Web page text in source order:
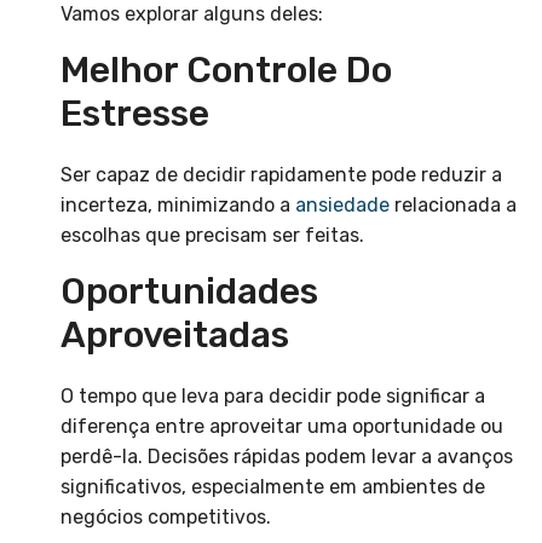
Vamos explorar alguns deles:
Melhor Controle Do
Estresse
Ser capaz de decidir rapidamente pode reduzir a
incerteza, minimizando a ansiedade relacionada a
escolhas que precisam ser feitas.
Oportunidades
Aproveitadas
O tempo que leva para decidir pode significar a
diferença entre aproveitar uma oportunidade ou
perdê-la. Decisões rápidas podem levar a avanços
significativos, especialmente em ambientes de
negócios competitivos.